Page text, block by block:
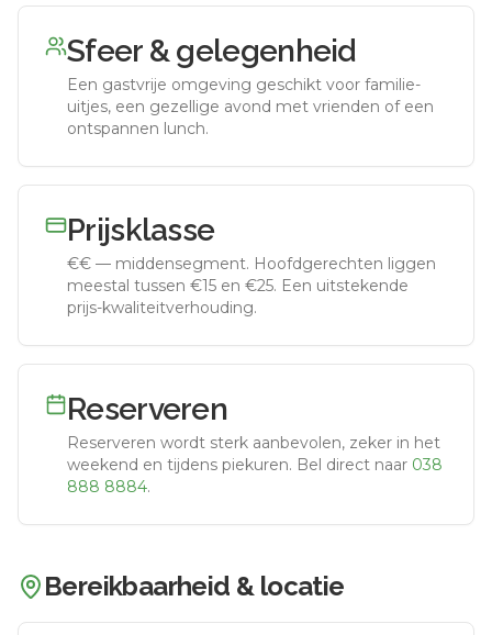
Sfeer & gelegenheid
Een gastvrije omgeving geschikt voor familie-
uitjes, een gezellige avond met vrienden of een
ontspannen lunch.
Prijsklasse
€€ — middensegment. Hoofdgerechten liggen
meestal tussen €15 en €25. Een uitstekende
prijs-kwaliteitverhouding.
Reserveren
Reserveren wordt sterk aanbevolen, zeker in het
weekend en tijdens piekuren. Bel direct naar 038
888 8884.
Bereikbaarheid & locatie